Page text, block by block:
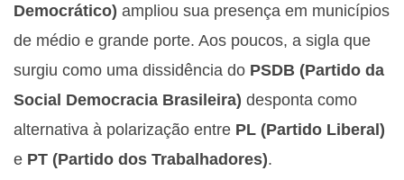
Democrático) ampliou sua presença em municípios
de médio e grande porte. Aos poucos, a sigla que
surgiu como uma dissidência do PSDB (Partido da
Social Democracia Brasileira) desponta como
alternativa à polarização entre PL (Partido Liberal)
e PT (Partido dos Trabalhadores).